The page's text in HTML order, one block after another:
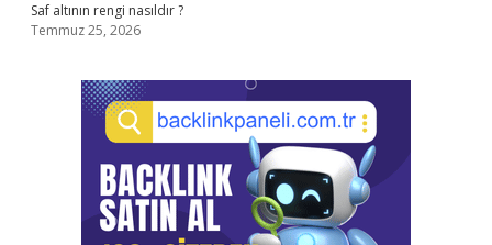
Saf altının rengi nasıldır ?
Temmuz 25, 2026